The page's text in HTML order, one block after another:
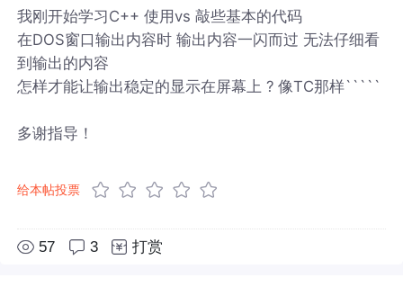
我刚开始学习C++ 使用vs 敲些基本的代码
在DOS窗口输出内容时 输出内容一闪而过 无法仔细看
到输出的内容
怎样才能让输出稳定的显示在屏幕上 ? 像TC那样`````
多谢指导！
给本帖投票
57 3 打赏